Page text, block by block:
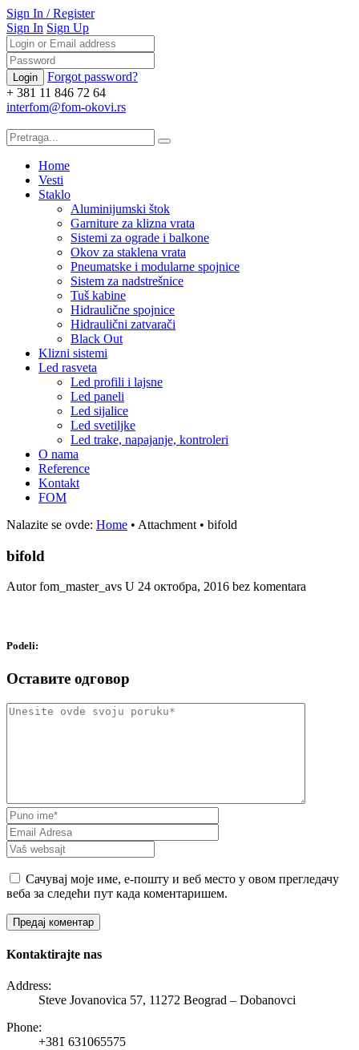
Sign In / Register
Sign In Sign Up
Forgot password?
+ 381 11 846 72 64
interfom@fom-okovi.rs
Home
Vesti
Staklo
Aluminijumski štok
Garniture za klizna vrata
Sistemi za ograde i balkone
Okov za staklena vrata
Pneumatske i modularne spojnice
Sistem za nadstrešnice
Tuš kabine
Hidraulične spojnice
Hidraulični zatvarači
Black Out
Klizni sistemi
Led rasveta
Led profili i lajsne
Led paneli
Led sijalice
Led svetiljke
Led trake, napajanje, kontroleri
O nama
Reference
Kontakt
FOM
Nalazite se ovde: Home • Attachment • bifold
bifold
Autor fom_master_avs U 24 октобра, 2016 bez komentara
Podeli:
Оставите одговор
Сачувај моје име, е-пошту и веб место у овом прегледачу
веба за следећи пут када коментаришем.
Kontaktirajte nas
Address:
Steve Jovanovica 57, 11272 Beograd – Dobanovci
Phone:
+381 631065575